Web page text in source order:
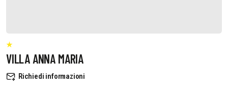
VILLA ANNA MARIA
Richiedi informazioni